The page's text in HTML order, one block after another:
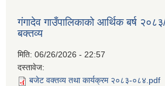
गंगादेव गाउँपालिकाको आर्थिक बर्ष
बक्तव्य
मिति: 06/26/2026 - 22:57
दस्तावेज:
बजेट वक्तव्य तथा कार्यक्रम २०८३-०८४.pdf